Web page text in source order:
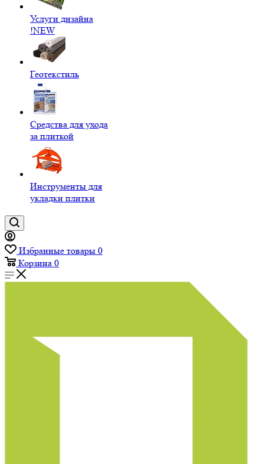
Услуги дизайна
!NEW
Геотекстиль
Средства для ухода
за плиткой
Инструменты для
укладки плитки
Избранные товары 0
Корзина 0